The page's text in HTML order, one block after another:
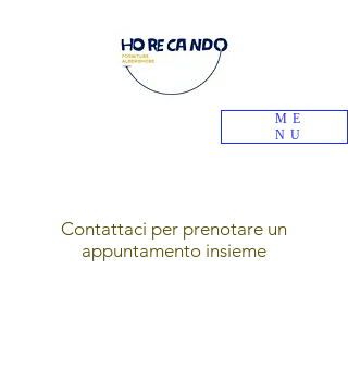
Contattaci per prenotare un
appuntamento insieme
ME
NU